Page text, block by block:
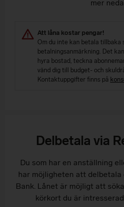
mer
Att låna kostar pengar!
Om du inte kan betala tillbaka
betalningsanmärkning. Det
hyra bostad, teckna
vänd dig till budget- och
Kontaktuppgifter finns på
Delbetala via
Du som har en anställning
har möjligheten att
Bank. Lånet är möjligt att
körkort du är